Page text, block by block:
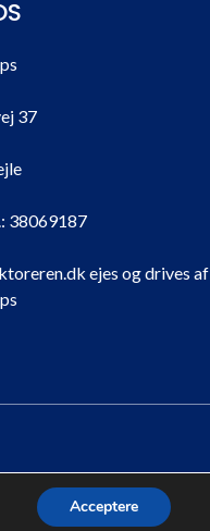
37
38069187
ejes og drives af
Acceptere